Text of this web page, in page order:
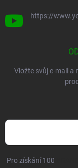
https://
Vložte svůj e-mail a
Pro získání 100